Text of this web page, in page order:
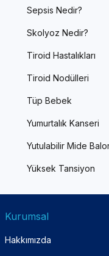
Sepsis Nedir?
Skolyoz Nedir?
Tiroid Hastalıkları
Tiroid Nodülleri
Tüp Bebek
Yumurtalık Kanseri
Yutulabilir Mide
Yüksek Tansiyon
Kurumsal
Hakkımızda